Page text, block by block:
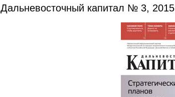
Дальневосточный капитал № 3, 2015